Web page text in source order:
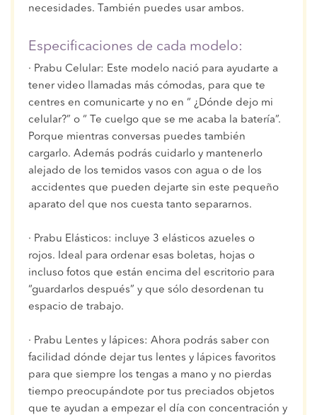
necesidades. También puedes usar ambos.
Especificaciones de cada modelo:
· Prabu Celular: Este modelo nació para ayudarte a
tener video llamadas más cómodas, para que te
centres en comunicarte y no en “ ¿Dónde dejo mi
celular?” o “ Te cuelgo que se me acaba la batería”.
Porque mientras conversas puedes también
cargarlo. Además podrás cuidarlo y mantenerlo
alejado de los temidos vasos con agua o de los
accidentes que pueden dejarte sin este pequeño
aparato del que nos cuesta tanto separarnos.
· Prabu Elásticos: incluye 3 elásticos azueles o
rojos. Ideal para ordenar esas boletas, hojas o
incluso fotos que están encima del escritorio para
“guardarlos después” y que sólo desordenan tu
espacio de trabajo.
· Prabu Lentes y lápices: Ahora podrás saber con
facilidad dónde dejar tus lentes y lápices favoritos
para que siempre los tengas a mano y no pierdas
tiempo preocupándote por tus preciados objetos
que te ayudan a empezar el día con concentración y